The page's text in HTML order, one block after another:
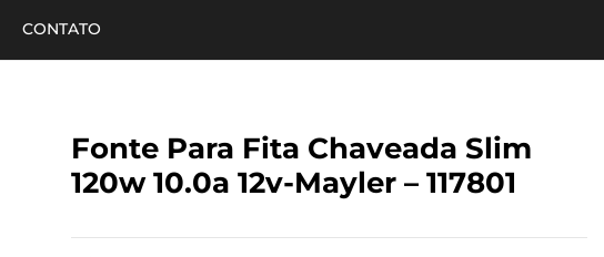
CONTATO
Fonte Para Fita Chaveada Slim
120w 10.0a 12v-Mayler – 117801